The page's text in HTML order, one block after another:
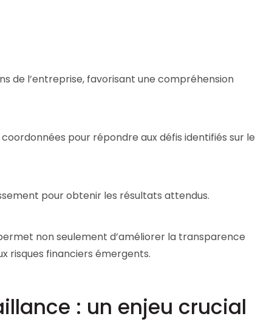
de l’entreprise, favorisant une compréhension
pour répondre aux défis identifiés sur le
pour obtenir les résultats attendus.
non seulement d’améliorer la transparence
risques financiers émergents.
: un enjeu crucial